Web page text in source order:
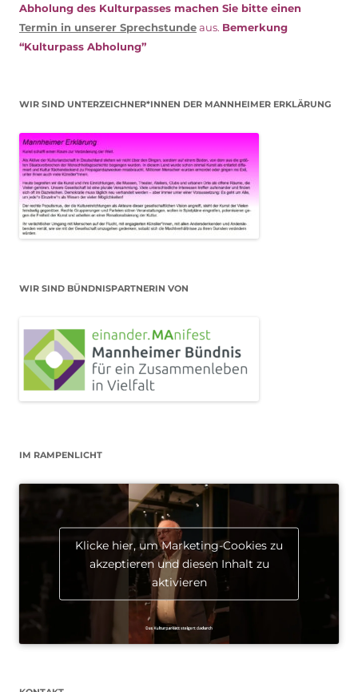
Abholung des Kulturpasses machen Sie bitte einen
Termin in unserer Sprechstundeaus. Bemerkung
“Kulturpass Abholung”
WIR SIND UNTERZEICHNER*INNEN DER MANNHEIMER ERKLÄRUNG
WIR SIND BÜNDNISPARTNERIN VON
IM RAMPENLICHT
Klicke hier, um Marketing-Cookies zu
akzeptieren und diesen Inhalt zu
aktivieren